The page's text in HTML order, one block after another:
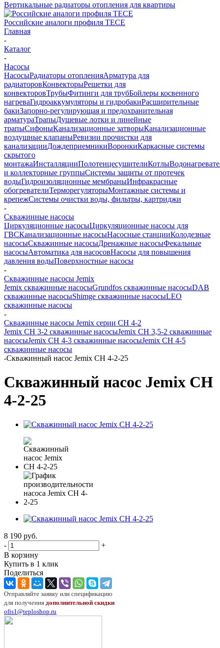
Вертикальные радиаторы отопления для квартиры
Российские аналоги профиля TECE
Главная
-
Каталог
-
Насосы
НасосыРадиаторы отопленияАрматура для
радиаторовКонвекторыРешетки для
конвекторовТрубыФитинги для трубБойлеры косвенного
нагреваГидроаккумуляторы и гидробакиРасширительные
бакиЗапорно-регулирующая и предохранительная
арматураТрапыДушевые лотки и линейные
трапыСифоныКанализационные затворыКанализационные
воздушные клапаныРевизии прочистки для
канализацииДождеприемникиВоронкиКаркасные системы
скрытого
монтажаИнсталляцииПолотенцесушителиКотлы
и коллекторные группыСистемы защиты от протечек
водыГидроизоляционные мембраныИнфракрасные
обогревателиТерморегуляторыМонтажные системы и
крепежСистемы очистки воды, фильтры, картриджи
-
Скважинные насосы
Циркуляционные насосыЦиркуляционные насосы для
ГВСКанализационные насосыНасосные станцииКолодезные
насосыСкважинные насосыДренажные насосыФекальные
насосыАвтоматика для насосовНасосы для повышения
давления водыПоверхностные насосы
-
Скважинные насосы Jemix
Jemix cкважинные насосыGrundfos скважинные насосыDAB
скважинные насосыShimge скважинные насосыLEO
скважинные насосы
-
Скважинные насосы Jemix серии СН 4-2
Jemix СН 3-2 cкважинные насосыJemix СН 3,5-2 cкважинные
насосыJemix СН 4-3 скважинные насосыJemix СН 4-5
скважинные насосы
-Скважинный насос Jemix СН 4-2-25
Скважинный насос Jemix СН
4-2-25
8 190 руб.
-
+
В корзину
Купить в 1 клик
Поделиться
Отправляйте заявку или спецификацию
для получения дополнительной скидки
ofis1@teploshop.ru